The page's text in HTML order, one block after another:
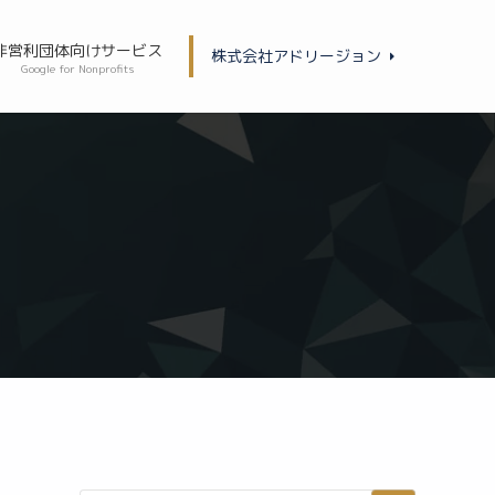
営利団体向けサービス
Google for Nonprofits
株式会社アドリージョン